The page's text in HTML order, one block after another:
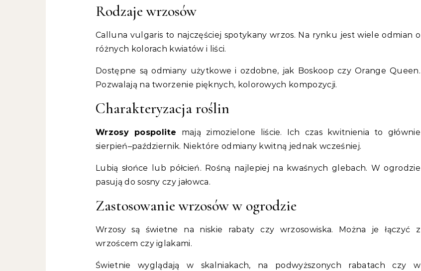
Rodzaje wrzosów
Calluna vulgaris to najczęściej spotykany wrzos. Na rynku jest wiele odmian o
różnych kolorach kwiatów i liści.
Dostępne są odmiany użytkowe i ozdobne, jak Boskoop czy Orange Queen.
Pozwalają na tworzenie pięknych, kolorowych kompozycji.
Charakteryzacja roślin
Wrzosy pospolite mają zimozielone liście. Ich czas kwitnienia to głównie
sierpień–październik. Niektóre odmiany kwitną jednak wcześniej.
Lubią słońce lub półcień. Rośną najlepiej na kwaśnych glebach. W ogrodzie
pasują do sosny czy jałowca.
Zastosowanie wrzosów w ogrodzie
Wrzosy są świetne na niskie rabaty czy wrzosowiska. Można je łączyć z
wrzoścem czy iglakami.
Świetnie wyglądają w skalniakach, na podwyższonych rabatach czy w